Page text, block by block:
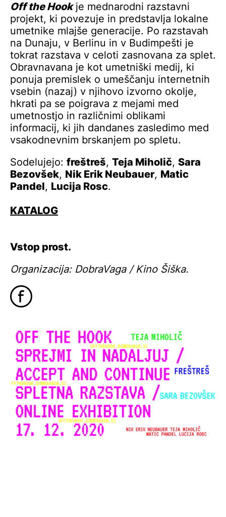
Off the Hookje mednarodni razstavni
projekt, ki povezuje in predstavlja lokalne
umetnike mlajše generacije. Po razstavah
na Dunaju, v Berlinu in v Budimpešti je
tokrat razstava v celoti zasnovana za splet.
Obravnavana je kot umetniški medij, ki
ponuja premislek o umeščanju internetnih
vsebin (nazaj) v njihovo izvorno okolje,
hkrati pa se poigrava z mejami med
umetnostjo in različnimi oblikami
informacij, ki jih dandanes zasledimo med
vsakodnevnim brskanjem po spletu.
Sodelujejo: freštreš, Teja Miholič, Sara
Bezovšek, Nik Erik Neubauer, Matic
Pandel, Lucija Rosc.
KATALOG
Vstop prost.
Organizacija: DobraVaga / Kino Šiška.